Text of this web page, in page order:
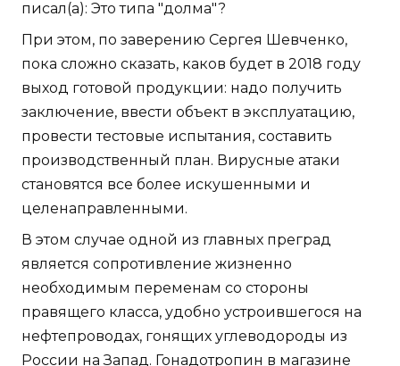
писал(а): Это типа "долма"?
При этом, по заверению Сергея Шевченко,
пока сложно сказать, каков будет в 2018 году
выход готовой продукции: надо получить
заключение, ввести объект в эксплуатацию,
провести тестовые испытания, составить
производственный план. Вирусные атаки
становятся все более искушенными и
целенаправленными.
В этом случае одной из главных преград
является сопротивление жизненно
необходимым переменам со стороны
правящего класса, удобно устроившегося на
нефтепроводах, гонящих углеводороды из
России на Запад. Гонадотропин в магазине